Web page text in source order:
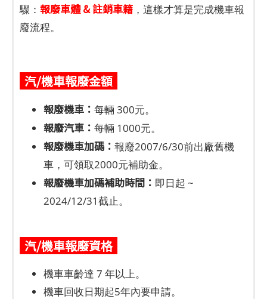
驟： 報廢車體 & 註銷車籍 ，這樣才算是完成機車報
廢流程。
汽/機車報廢金額
報廢機車： 每輛 300元。
報廢汽車： 每輛 1000元。
報廢機車加碼： 報廢2007/6/30前出廠舊機
車，可領取2000元補助金。
報廢機車加碼補助時間： 即日起 ~
2024/12/31截止。
汽/機車報廢資格
機車車齡達 7 年以上。
機車回收日期起5年內要申請。